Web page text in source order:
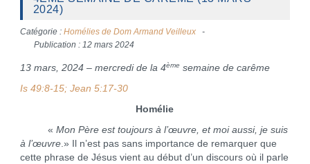
2024)
Catégorie : Homélies de Dom Armand Veilleux
Publication : 12 mars 2024
13 mars, 2024 – mercredi de la 4ème semaine de carême
Is 49:8-15; Jean 5:17-30
Homélie
« Mon Père est toujours à l’œuvre, et moi aussi, je suis
à l’œuvre.» Il n’est pas sans importance de remarquer que
cette phrase de Jésus vient au début d’un discours où il parle